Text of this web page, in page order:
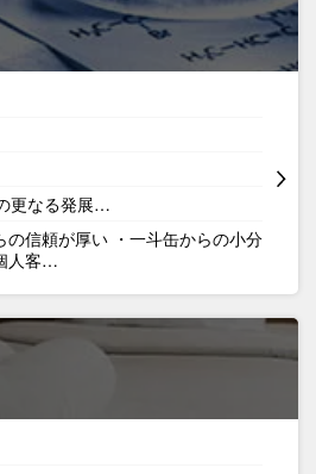
更なる発展…
の信頼が厚い ・一斗缶からの小分
人客…